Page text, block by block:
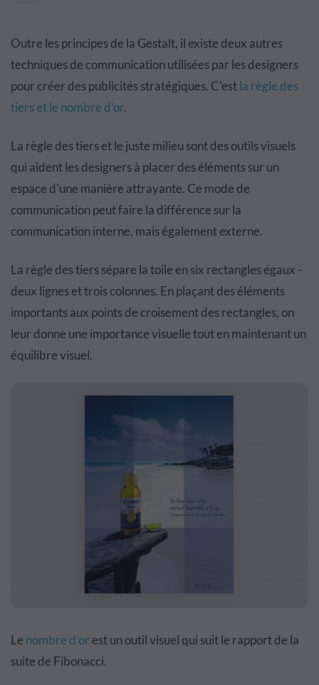
Outre les principes de la Gestalt, il existe deux autres
techniques de communication utilisées par les designers
pour créer des publicités stratégiques. C'estla règle des
tiers et le nombre d’or.
La règle des tiers et le juste milieu sont des outils visuels
qui aident les designers à placer des éléments sur un
espace d'une manière attrayante. Ce mode de
communication peut faire la différence sur la
communication interne, mais également externe.
La règle des tiers sépare la toile en six rectangles égaux -
deux lignes et trois colonnes. En plaçant des éléments
importants aux points de croisement des rectangles, on
leur donne une importance visuelle tout en maintenant un
équilibre visuel.
Le nombre d’orest un outil visuel qui suit le rapport de la
suite de Fibonacci.